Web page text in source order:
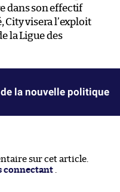
dans son effectif
City visera l’exploit
la Ligue des
la nouvelle politique
sur cet article.
connectant